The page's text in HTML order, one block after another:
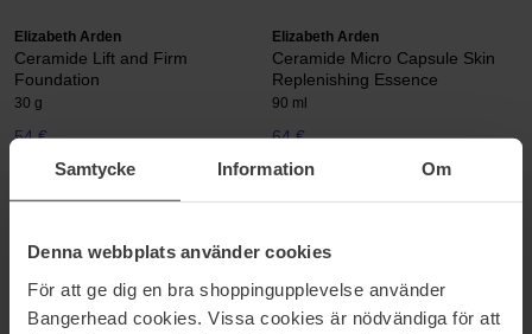
Samtycke Information Om
Denna webbplats använder cookies
För att ge dig en bra shoppingupplevelse använder
Bangerhead cookies. Vissa cookies är nödvändiga för att
Elizabeth Arden
Ceramide Lift and Firm
Foundation
30 g
54 €
Elizabeth Arden
Ceramide Micro Capsule Skin
Replenishing Essence
90 ml
64 €
Meer tonen